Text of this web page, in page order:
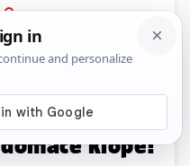
Komentari
smo hrvatski
klope!